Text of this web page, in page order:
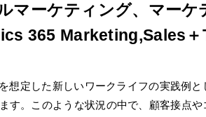
マーケティング、マーケ
365 Marketing,Sales＋
想定した新しいワークライフの実践例
す。このような状況の中で、顧客接点